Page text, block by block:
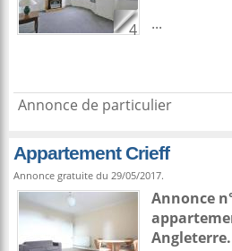
4
...
Annonce de particulier
Appartement Crieff
Annonce gratuite du 29/05/2017.
Annonce
Angleterre.